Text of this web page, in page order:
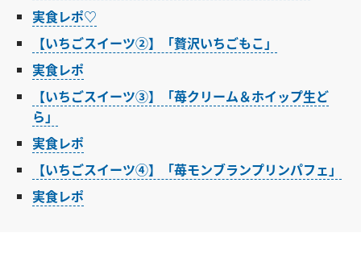
実食レポ♡
【いちごスイーツ②】「贅沢いちごもこ」
実食レポ
【いちごスイーツ③】「苺クリーム＆ホイップ生ど
ら」
実食レポ
【いちごスイーツ④】「苺モンブランプリンパフェ」
実食レポ